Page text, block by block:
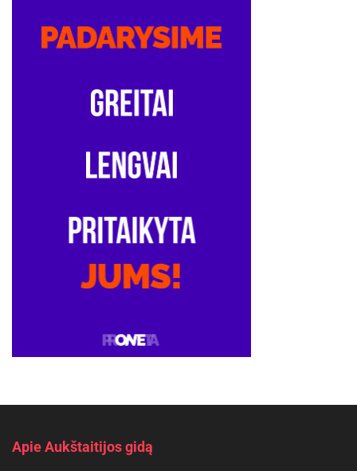
Apie Aukštaitijos gidą